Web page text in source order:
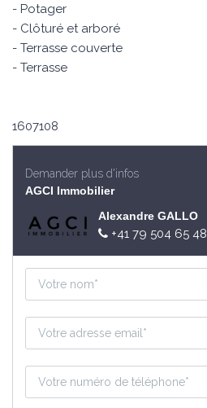
- Potager
- Clôturé et arboré
- Terrasse couverte
- Terrasse
1607108
Demander plus d'infos
AGCI Immobilier
Alexandre GALLO
+41 79 504 65 48